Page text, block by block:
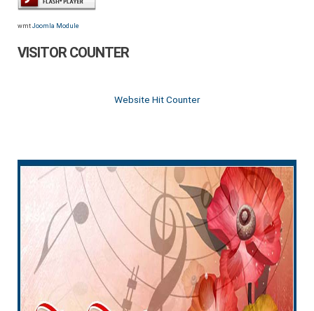
wmt Joomla Module
VISITOR COUNTER
Website Hit Counter